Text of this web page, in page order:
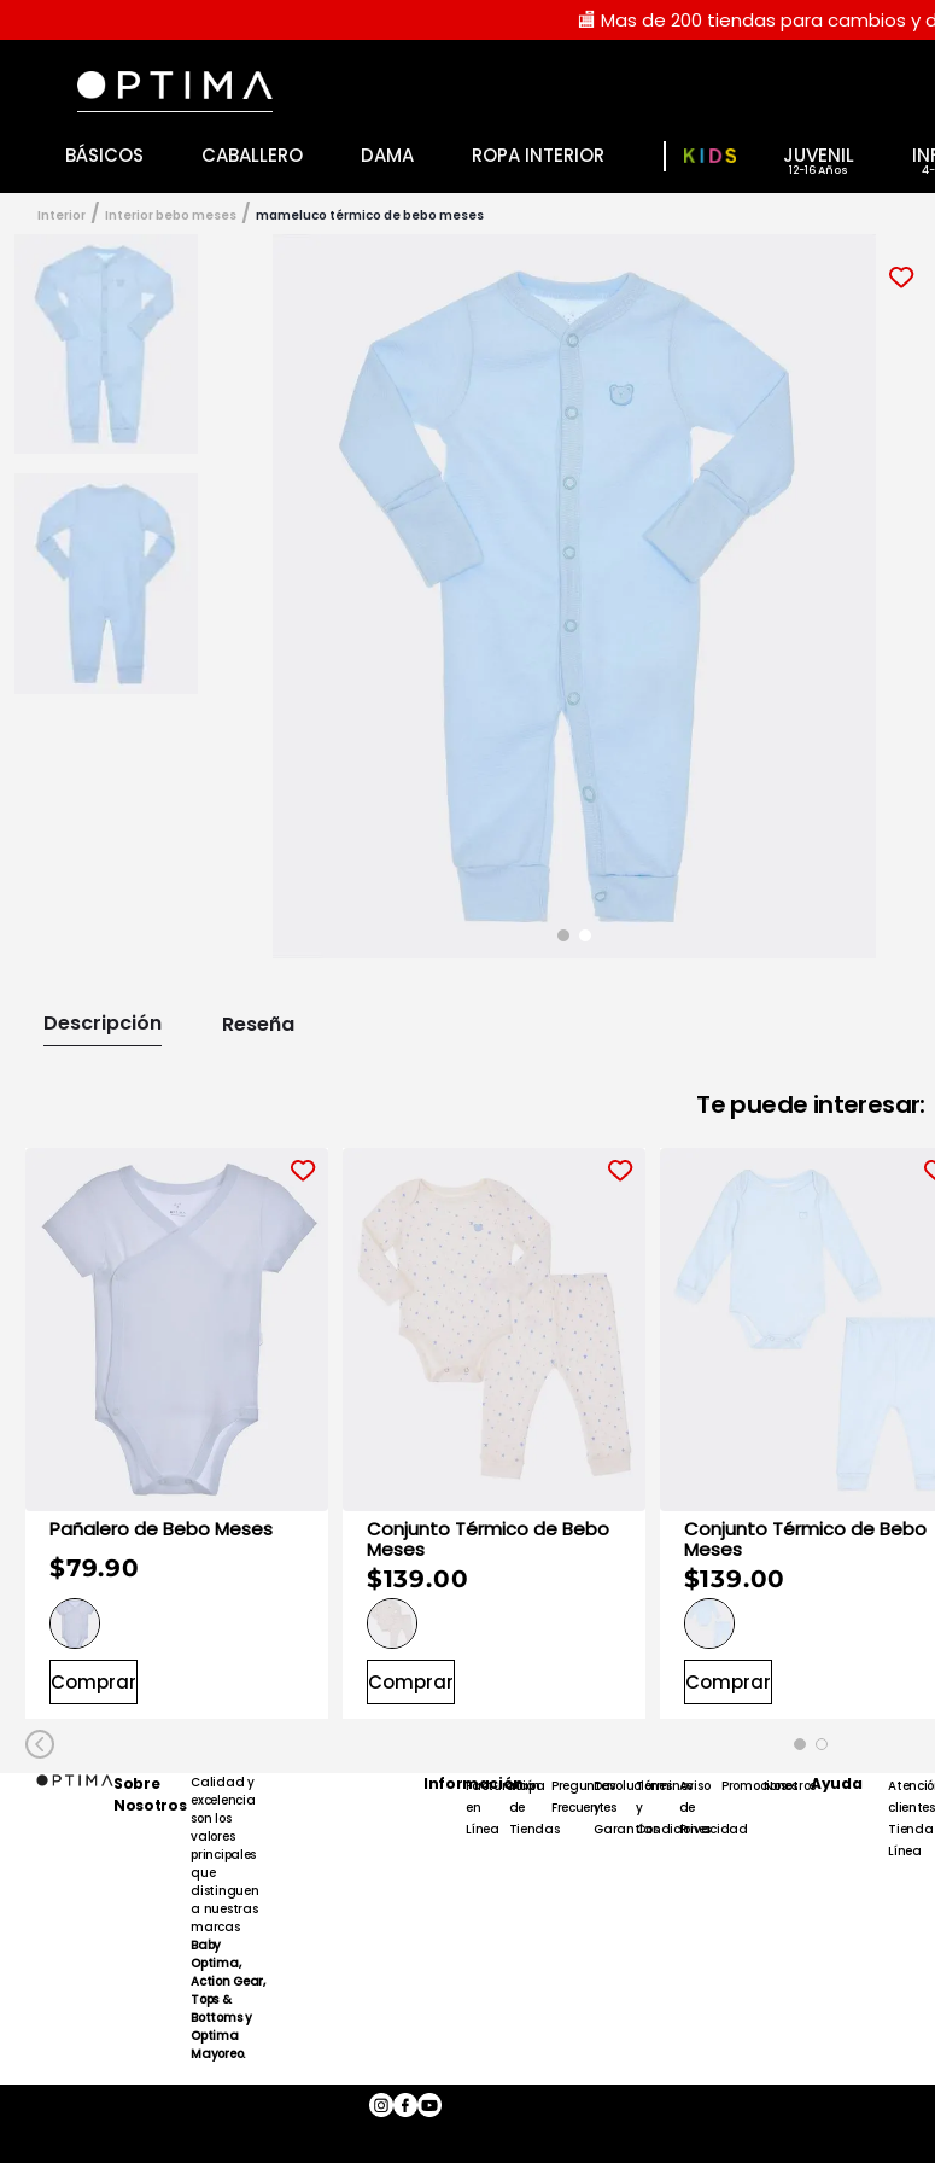
🏬 Mas de 200 tiendas para cambios y
BÁSICOS CABALLERO DAMA ROPA INTERIOR JUVENIL
interior interior bebo meses mameluco térmico de bebo meses
Descripción Reseña
Te puede interesar:
Pañalero de Bebo Meses
$79.90
Comprar
Conjunto Térmico de Bebo
Meses
$139.00
Comprar
Conjunto Térmico de Bebo
Meses
$139.00
Comprar
Sobre
Nosotros
Calidad y
excelencia
son los
valores
principales
que
distinguen
a nuestras
marcas
Baby
Optima,
Action Gear,
Tops &
Bottoms y
Optima
Mayoreo.
Información
Facturación
en
Línea
Mapa
de
Tiendas
Preguntas
Frecuentes
Devoluciones
y
Garantías
Términos
y
Condiciones
Aviso
de
Privacidad
Promociones
NosotrosAyuda
clientes
Tienda
Línea
licencia
playeras caballero
playeras dama
.
spiderman
pantalones
playera polo
10
playera manga larga